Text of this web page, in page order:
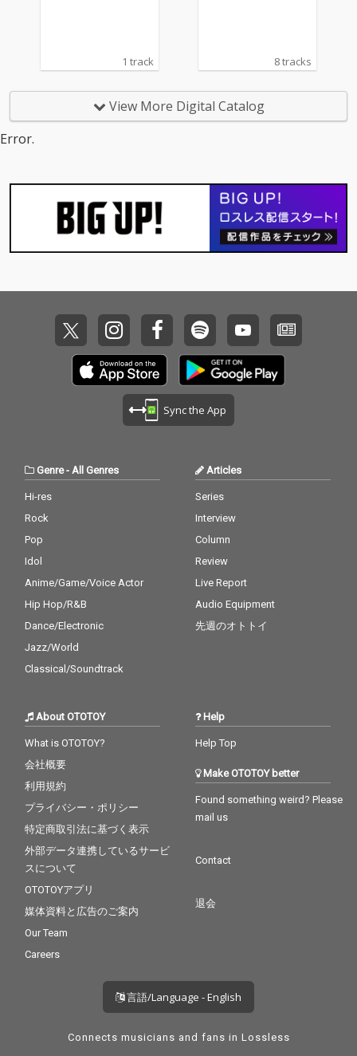
手掛けたDUBヴァージ
手掛けたDUBヴァージ
1 track 8 tracks
View More Digital Catalog
Error.
Sync the App
Genre- All Genres
Hi-res
Rock
Pop
Idol
Anime/Game/Voice Actor
Hip Hop/R&B
Dance/Electronic
Jazz/World
Classical/Soundtrack
Articles
Series
Interview
Column
Review
Live Report
Audio Equipment
先週のオトトイ
About OTOTOY
What is OTOTOY?
会社概要
利用規約
プライバシー・ポリシー
特定商取引法に基づく表示
外部データ連携しているサービ
スについて
OTOTOYアプリ
媒体資料と広告のご案内
Our Team
Careers
Help
Help Top
Make OTOTOY better
Found something weird? Please
mail us
Contact
退会
言語/Language - English
Connects musicians and fans in Lossless